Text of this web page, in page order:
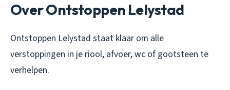
Over Ontstoppen Lelystad
Ontstoppen Lelystad staat klaar om alle
verstoppingen in je riool, afvoer, wc of gootsteen te
verhelpen.